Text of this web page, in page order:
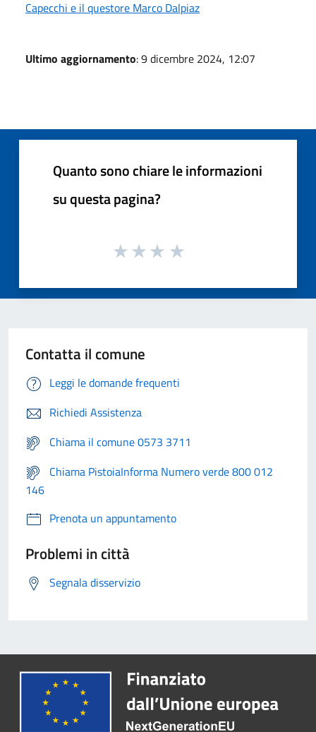
Capecchi e il questore Marco Dalpiaz
Ultimo aggiornamento: 9 dicembre 2024, 12:07
Quanto sono chiare le informazioni
su questa pagina?
Contatta il comune
Leggi le domande frequenti
Richiedi Assistenza
Chiama il comune 0573 3711
Chiama PistoiaInforma Numero verde 800 012
146
Prenota un appuntamento
Problemi in città
Segnala disservizio